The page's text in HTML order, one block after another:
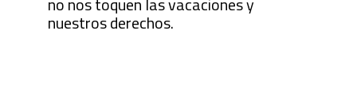
nuestros derechos.